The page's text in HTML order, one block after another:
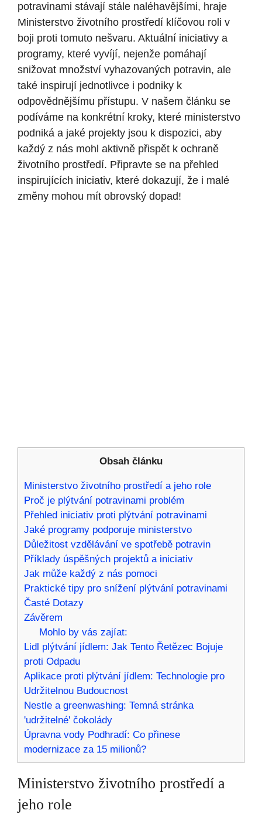
potravinami stávají stále‍ naléhavějšími, ⁢hraje
Ministerstvo životního prostředí ⁤klíčovou roli v​
boji proti tomuto nešvaru.⁢ Aktuální ‍iniciativy a⁤
programy, které vyvíjí, nejenže pomáhají
⁢snižovat množství vyhazovaných potravin, ale⁣
také‌ inspirují jednotlivce i podniky k
‌odpovědnějšímu‍ přístupu.⁢ V našem článku se
⁢podíváme na⁢ konkrétní kroky, které ministerstvo
podniká a ​jaké projekty jsou k dispozici,‍ aby
každý⁣ z‌ nás mohl aktivně ‌přispět k ochraně
životního prostředí. Připravte​ se⁣ na přehled
inspirujících iniciativ, které dokazují, že‍ i malé
změny mohou⁣ mít ⁢obrovský dopad!
Obsah článku
Ministerstvo životního prostředí‌ a jeho role
Proč je ⁣plýtvání ‍potravinami problém
Přehled iniciativ proti​ plýtvání potravinami
Jaké ⁢programy⁣ podporuje ministerstvo
Důležitost vzdělávání ‍ve spotřebě potravin
Příklady⁤ úspěšných projektů ​a iniciativ
Jak může každý z nás pomoci
Praktické ⁤tipy pro ‍snížení plýtvání potravinami
Časté Dotazy
Závěrem
Mohlo by vás zajíat:
Lidl plýtvání jídlem: Jak Tento Řetězec Bojuje
proti Odpadu
Aplikace proti plýtvání jídlem: Technologie pro
Udržitelnou Budoucnost
Nestle a greenwashing: Temná stránka
'udržitelné' čokolády
Úpravna vody Podhradí: Co přinese
modernizace za 15 milionů?
Ministerstvo životního prostředí‌ a
jeho role